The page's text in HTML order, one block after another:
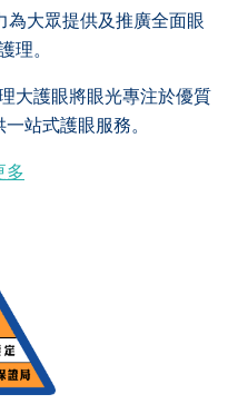
為大眾提供及推廣全面眼
理。
大護眼將眼光專注於優質
站式護眼服務。
多